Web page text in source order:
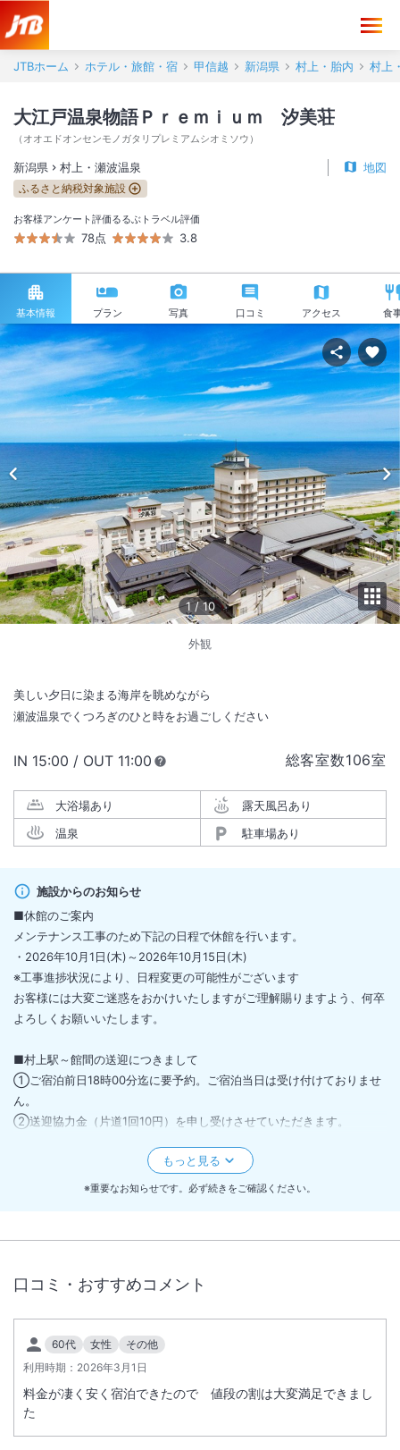
JTBホーム ホテル・旅館・宿 甲信越 新潟県 村上・胎内 村上
大江戸温泉物語Ｐｒｅｍｉｕｍ 汐美荘
（ オオエドオンセンモノガタリプレミアムシオミソウ ）
新潟県 村上・瀬波温泉 地図
ふるさと納税対象施設
お客様アンケート評価
78点
るるぶトラベル評価
3.8
基本情報 プラン 写真 口コミ アクセス 食
1 /10
外観
美しい夕日に染まる海岸を眺めながら
瀬波温泉でくつろぎのひと時をお過ごしください
総客室数106室
IN チェックイン
15:00 / OUT チェックアウト
11:00
大浴場あり
露天風呂あり
温泉
駐車場あり
施設からのお知らせ
■休館のご案内
メンテナンス工事のため下記の日程で休館を行います。
・2026年10月1日(木)～2026年10月15日(木)
※⼯事進捗状況により、⽇程変更の可能性がございます
お客様には大変ご迷惑をおかけいたしますがご理解賜りますよう、何卒
よろしくお願いいたします。
■村上駅～館間の送迎につきまして
①ご宿泊前日18時00分迄に要予約。ご宿泊当日は受け付けておりませ
ん。
②送迎協力金（片道1回10円）を申し受けさせていただきます。
■食物アレルギー対応のお食事はご用意しておりません。
■入れ墨・タトゥーのある方は大浴場をご利用いただけません。
が完全に覆える場合に限り、大浴場をご利用いただけます。
のご提出をお願いしております。同意書はチェックイン時にフロントス
タッフにお渡しください。
なお、中学生以下のお客様のみのご宿泊利用はお断りしております。
※ご宿泊者全員分が必要となります。
※重要なお知らせです。必ず続きをご確認ください。
口コミ・おすすめコメント
60代 女性
その他
利用時期： 2026年3月1日
料金が凄く安く宿泊できたので 値段の割は大変満足できまし
た